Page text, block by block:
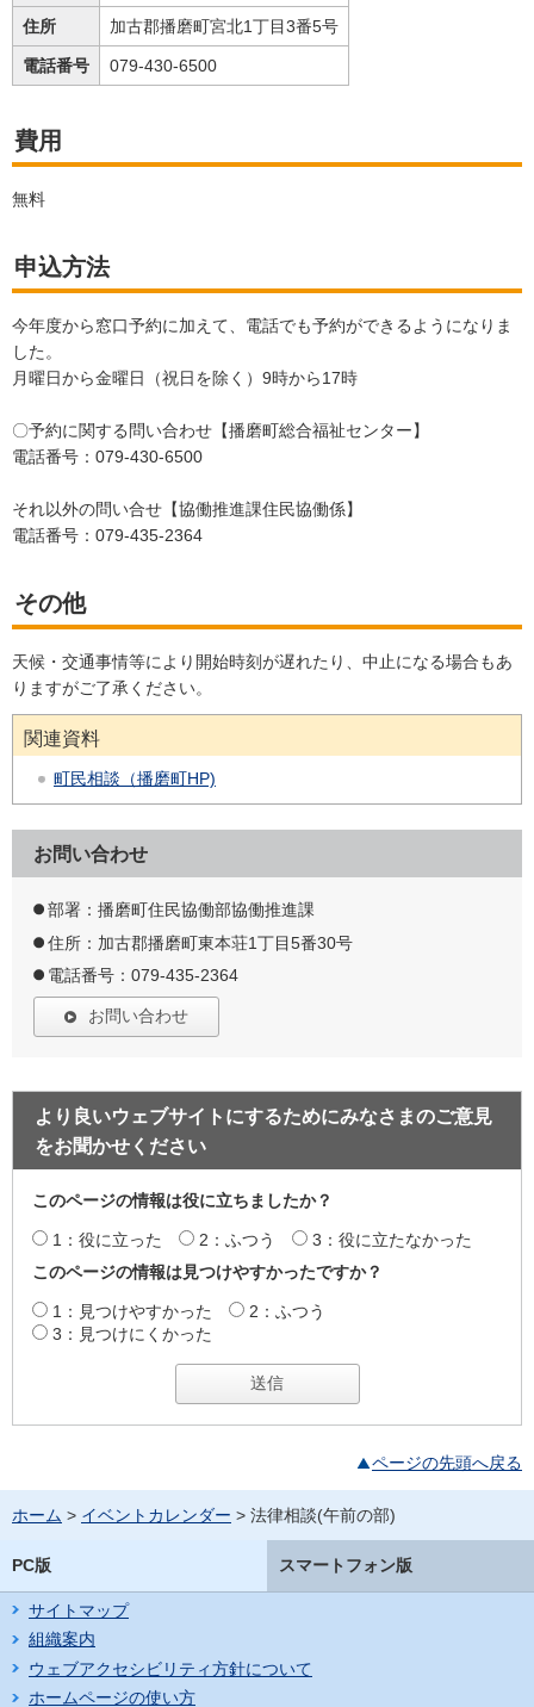
住所 加古郡播磨町宮北1丁目3番5号
電話番号 079-430-6500
費用
無料
申込方法
今年度から窓口予約に加えて、電話でも予約ができるようになりま
した。
月曜日から金曜日（祝日を除く）9時から17時
〇予約に関する問い合わせ【播磨町総合福祉センター】
電話番号：079-430-6500
それ以外の問い合せ【協働推進課住民協働係】
電話番号：079-435-2364
その他
天候・交通事情等により開始時刻が遅れたり、中止になる場合もあ
りますがご了承ください。
関連資料
町民相談（播磨町HP)
お問い合わせ
部署：播磨町住民協働部協働推進課
住所：加古郡播磨町東本荘1丁目5番30号
電話番号：079-435-2364
お問い合わせ
より良いウェブサイトにするためにみなさまのご意見
をお聞かせください
このページの情報は役に立ちましたか？
1：役に立った 2：ふつう
3：役に立たなかった
このページの情報は見つけやすかったですか？
1：見つけやすかった
2：ふつう
3：見つけにくかった
ページの先頭へ戻る
ホーム > イベントカレンダー > 法律相談(午前の部)
PC版 スマートフォン版
サイトマップ
組織案内
ウェブアクセシビリティ方針について
ホームページの使い方